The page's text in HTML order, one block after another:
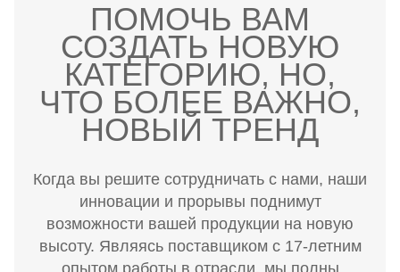
ПОМОЧЬ ВАМ
СОЗДАТЬ НОВУЮ
КАТЕГОРИЮ, НО,
ЧТО БОЛЕЕ ВАЖНО,
НОВЫЙ ТРЕНД
Когда вы решите сотрудничать с нами, наши
инновации и прорывы поднимут
возможности вашей продукции на новую
высоту. Являясь поставщиком с 17-летним
опытом работы в отрасли, мы полны